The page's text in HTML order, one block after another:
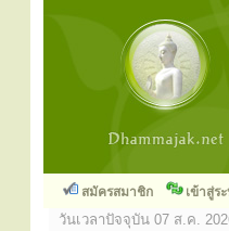
สมัครสมาชิก เข้าสู่ร
วันเวลาปัจจุบัน 07 ส.ค.